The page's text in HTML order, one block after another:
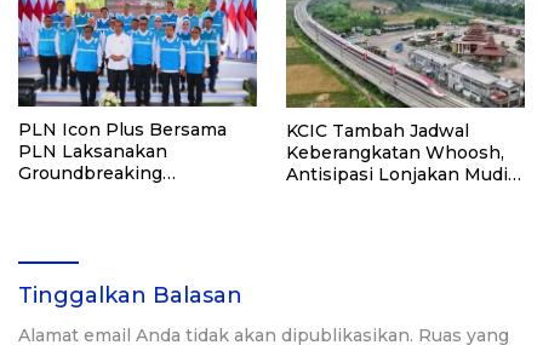
PLN Icon Plus Bersama
PLN Laksanakan
Groundbreaking
KCIC Tambah Jadwal
Keberangkatan Whoosh,
Antisipasi Lonjakan Mudik
Tinggalkan Balasan
Alamat email Anda tidak akan dipublikasikan. Ruas yang